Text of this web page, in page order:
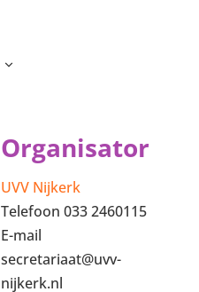
Organisator
UVV Nijkerk
Telefoon 033 2460115
E-mail
secretariaat@uvv-
nijkerk.nl